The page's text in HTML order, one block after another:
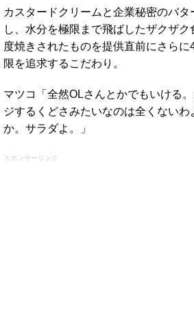
カスタードクリームと企業秘密のバタ
し、水分を極限まで飛ばしたザクザ
度焼きされたものを提供直前にさら
限を追求するこだわり。
マツコ「全然OLさんとかでもいける
ジするくどさみたいなのは全くない
か。サラダよ。」
スポンサーリンク